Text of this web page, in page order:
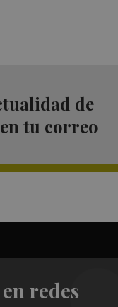
de
tu correo
redes